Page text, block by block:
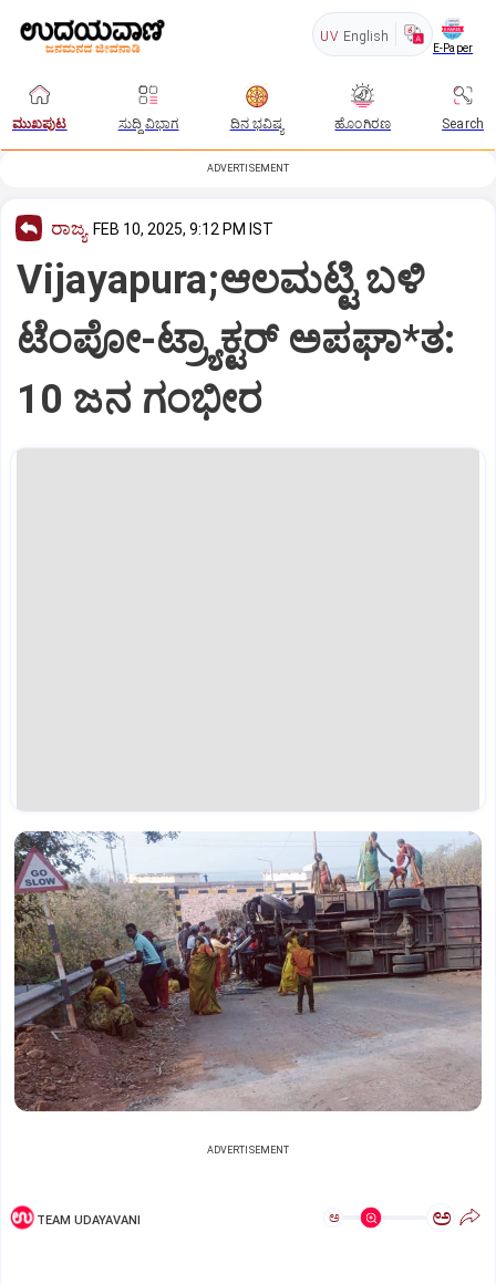
UV English
E-Paper
ಮುಖಪುಟ ಸುದ್ದಿ ವಿಭಾಗ ದಿನ ಭವಿಷ್ಯ ಹೊಂಗಿರಣ Search
ADVERTISEMENT
ರಾಜ್ಯ FEB 10, 2025, 9:12 PM IST
Vijayapura;ಆಲಮಟ್ಟಿ ಬಳಿ
ಟೆಂಪೋ-ಟ್ರ್ಯಾಕ್ಟರ್ ಅಪಘಾ*ತ:
10 ಜನ ಗಂಭೀರ
ADVERTISEMENT
TEAM UDAYAVANI ಅ ಅ